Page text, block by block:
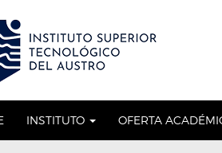
INSTITUTO OFERTA